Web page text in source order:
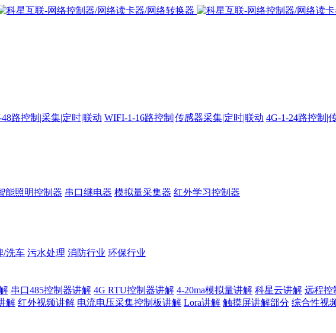
48路控制|采集|定时|联动 WIFI-1-16路控制|传感器采集|定时|联动 4G-1-24路控制|
能照明控制器 串口继电器 模拟量采集器 红外学习控制器
/洗车 污水处理 消防行业 环保行业
串口485控制器讲解 4G RTU控制器讲解 4-20ma模拟量讲解 科星云讲解 远程控
解 红外视频讲解 电流电压采集控制板讲解 Lora讲解 触摸屏讲解部分 综合性视